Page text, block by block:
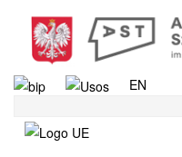
EN